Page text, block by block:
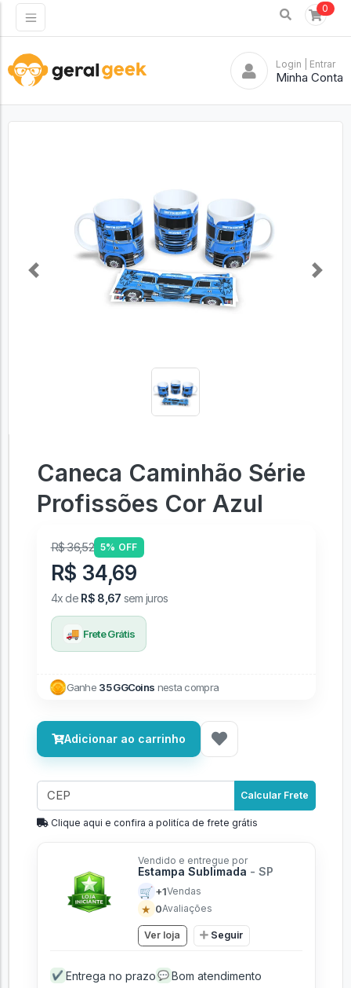
0
Login | Entrar
Minha Conta
Previous Next
Caneca Caminhão Série
Profissões Cor Azul
R$ 36,52 5% OFF
R$ 34,69
4x de R$ 8,67 sem juros
🚚 Frete Grátis
Ganhe 35 GGCoins nesta compra
Adicionar ao carrinho
Calcular Frete
Clique aqui e confira a politíca de frete grátis
Vendido e entregue por
Estampa Sublimada - SP
🛒 +1Vendas
★ 0Avaliações
Ver loja Seguir
✔ Entrega no prazo 💬 Bom atendimento